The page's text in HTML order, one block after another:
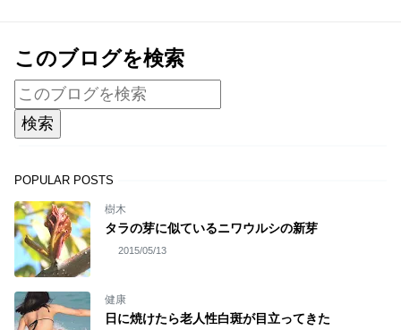
このブログを検索
POPULAR POSTS
樹木
タラの芽に似ているニワウルシの新芽
2015/05/13
健康
日に焼けたら老人性白斑が目立ってきた